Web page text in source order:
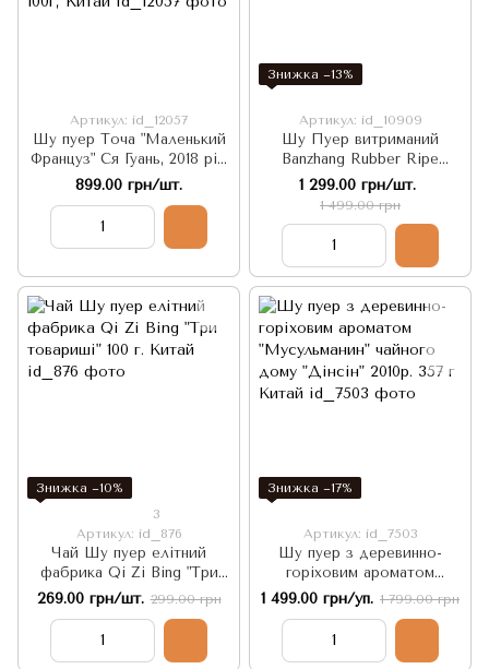
Артикул: id_12057
Шу пуер Точа "Маленький
Француз" Ся Гуань, 2018 рік:
Преміальний, створений
для європейського ринку
100г, Китай
899.00 грн/шт.
Знижка −13%
Артикул: id_10909
Шу Пуер витриманий
Banzhang Rubber Ripe
Zhong Cha Фініковий
Аромат 2008 рік 357г,
1 299.00 грн/шт.
1 499.00 грн
Знижка −10%
3
Артикул: id_876
Чай Шу пуер елітний
фабрика Qi Zi Bing "Три
товариші" 100 г. Китай
269.00 грн/шт. 299.00 грн
Знижка −17%
Артикул: id_7503
Шу пуер з деревинно-
горіховим ароматом
"Мусульманин" чайного
дому "Дінсін" 2010р. 357 г
1 499.00 грн/уп. 1 799.00 грн